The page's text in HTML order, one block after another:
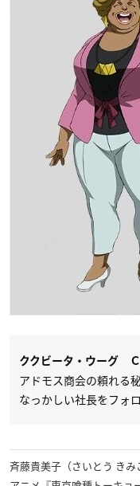
ククビータ・ウーグ
アドモス商会の頼れる
なっかしい社長をフォ
斉藤貴美子（さいとう きみ